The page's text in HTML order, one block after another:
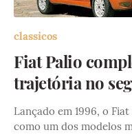
classicos
Fiat Palio
trajetória no
Lançado em 1996, o
como um dos modelos